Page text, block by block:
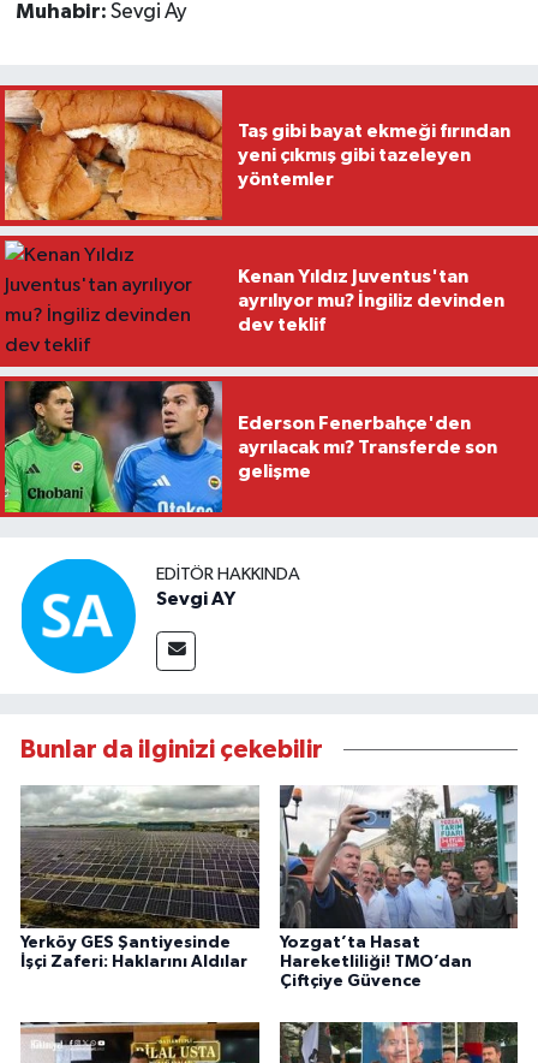
Muhabir: Sevgi Ay
Taş gibi bayat ekmeği fırından
yeni çıkmış gibi tazeleyen
yöntemler
Kenan Yıldız Juventus'tan
ayrılıyor mu? İngiliz devinden
dev teklif
Ederson Fenerbahçe'den
ayrılacak mı? Transferde son
gelişme
EDITÖR HAKKINDA
Sevgi AY
Bunlar da ilginizi çekebilir
Yerköy GES Şantiyesinde
İşçi Zaferi: Haklarını Aldılar
Yozgat’ta Hasat
Hareketliliği! TMO’dan
Çiftçiye Güvence